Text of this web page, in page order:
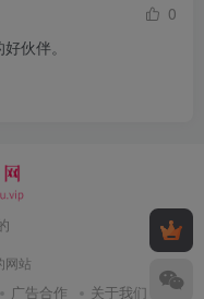
0
伙伴。
网站
广告合作 关于我们